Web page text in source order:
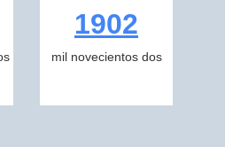
1902
mil novecientos dos